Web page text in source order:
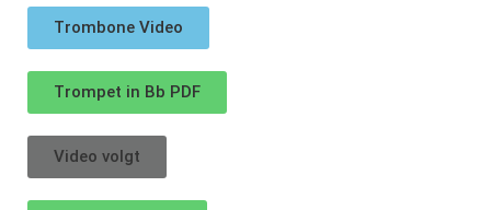
Trombone Video
Trompet in Bb PDF
Video volgt